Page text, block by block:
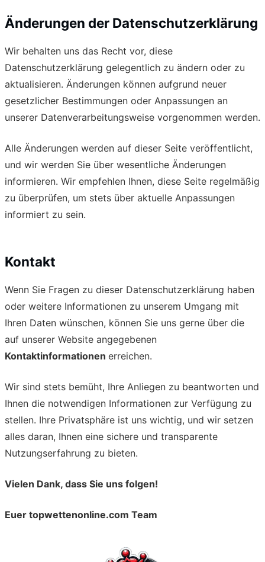
Änderungen der Datenschutzerklärung
Wir behalten uns das Recht vor, diese
Datenschutzerklärung gelegentlich zu ändern oder zu
aktualisieren. Änderungen können aufgrund neuer
gesetzlicher Bestimmungen oder Anpassungen an
unserer Datenverarbeitungsweise vorgenommen werden.
Alle Änderungen werden auf dieser Seite veröffentlicht,
und wir werden Sie über wesentliche Änderungen
informieren. Wir empfehlen Ihnen, diese Seite regelmäßig
zu überprüfen, um stets über aktuelle Anpassungen
informiert zu sein.
Kontakt
Wenn Sie Fragen zu dieser Datenschutzerklärung haben
oder weitere Informationen zu unserem Umgang mit
Ihren Daten wünschen, können Sie uns gerne über die
auf unserer Website angegebenen
Kontaktinformationen erreichen.
Wir sind stets bemüht, Ihre Anliegen zu beantworten und
Ihnen die notwendigen Informationen zur Verfügung zu
stellen. Ihre Privatsphäre ist uns wichtig, und wir setzen
alles daran, Ihnen eine sichere und transparente
Nutzungserfahrung zu bieten.
Vielen Dank, dass Sie uns folgen!
Euer topwettenonline.com Team